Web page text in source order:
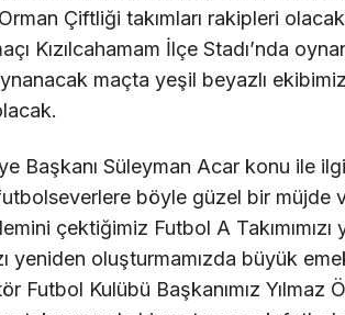
Çiftliği takımları rakipleri
Kızılcahamam İlçe Stadı’nda
maçta yeşil beyazlı
Başkanı Süleyman Acar konu ile
böyle güzel bir müjde
çektiğimiz Futbol A
yeniden oluşturmamızda büyük
Futbol Kulübü Başkanımız